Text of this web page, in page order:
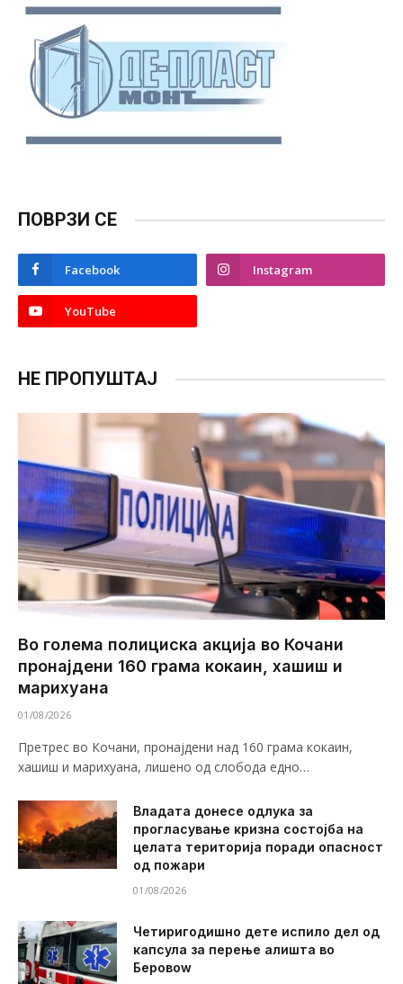
ПОВРЗИ СЕ
Facebook Instagram
YouTube
НЕ ПРОПУШТАЈ
Во голема полициска акција во Кочани
пронајдени 160 грама кокаин, хашиш и
марихуана
01/08/2026
Претрес во Кочани, пронајдени над 160 грама кокаин,
хашиш и марихуана, лишено од слобода едно…
Владата донесе одлука за
прогласување кризна состојба на
целата територија поради опасност
од пожари
01/08/2026
Четиригодишно дете испило дел од
капсула за перење алишта во
Беровоw